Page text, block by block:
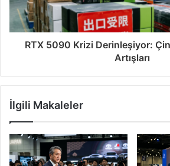
RTX 5090 Krizi Derinleşiyor:
Artışları
İlgili Makaleler